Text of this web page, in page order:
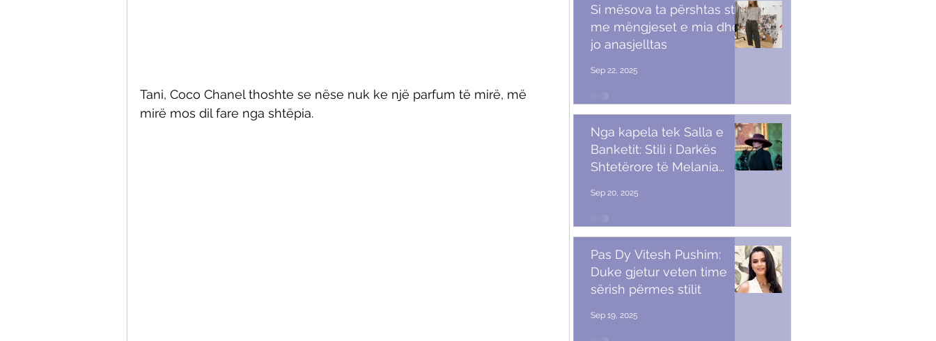
Tani, Coco Chanel thoshte se nëse nuk ke një parfum të mirë, më
mirë mos dil fare nga shtëpia.
Si mësova ta përshtas stilin
me mëngjeset e mia dhe
jo anasjelltas
Sep 22, 2025
Nga kapela tek Salla e
Banketit: Stili i Darkës
Shtetërore të Melania
Sep 20, 2025
Pas Dy Vitesh Pushim:
Duke gjetur veten time
sërish përmes stilit
Sep 19, 2025